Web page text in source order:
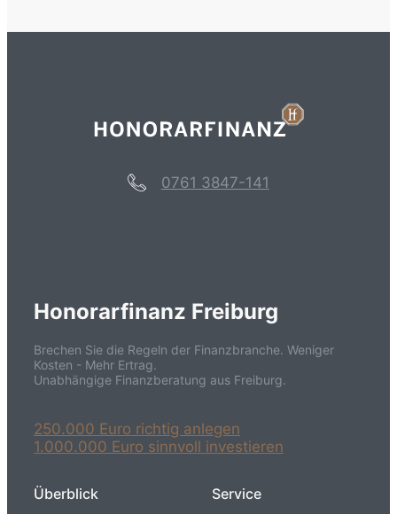
0761 3847-141
Honorarfinanz Freiburg
Brechen Sie die Regeln der Finanzbranche. Weniger
Kosten - Mehr Ertrag.
Unabhängige Finanzberatung aus Freiburg.
250.000 Euro richtig anlegen
1.000.000 Euro sinnvoll investieren
Überblick Service